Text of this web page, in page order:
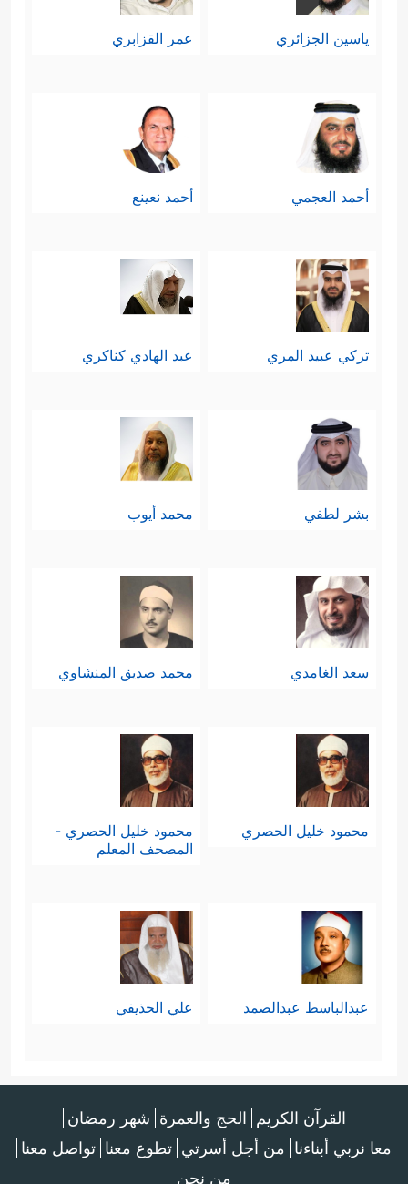
ياسين الجزائري عمر القزابري
أحمد العجمي أحمد نعينع
تركي عبيد المري عبد الهادي كناكري
بشر لطفي محمد أيوب
سعد الغامدي محمد صديق المنشاوي
محمود خليل الحصري
محمود خليل الحصري -
المصحف المعلم
عبدالباسط عبدالصمد علي الحذيفي
القرآن الكريم الحج والعمرة شهر رمضان
معا نربي أبناءنا من أجل أسرتي تطوع معنا تواصل معنا
من نحن